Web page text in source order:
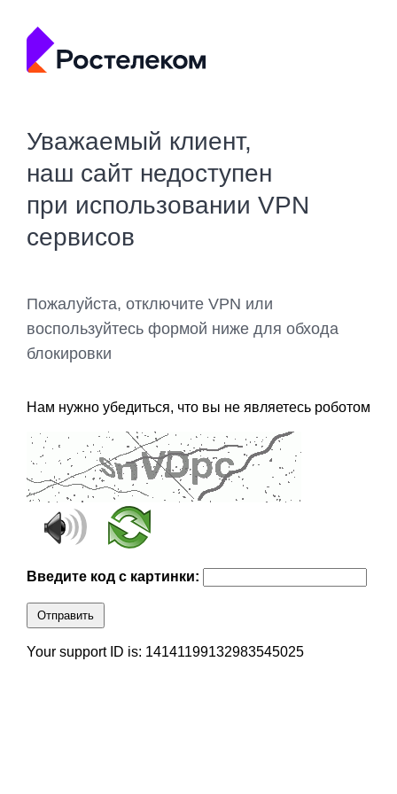
Уважаемый клиент,
наш сайт недоступен
при использовании VPN
сервисов
Пожалуйста, отключите VPN или
воспользуйтесь формой ниже для обхода
блокировки
Нам нужно убедиться, что вы не являетесь роботом
Введите код с картинки:
Отправить
Your support ID is: 14141199132983545025